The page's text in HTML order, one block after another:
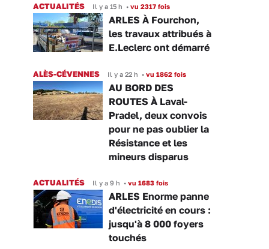
ACTUALITÉS Il y a 15 h • vu 2317 fois
ARLES À Fourchon,
les travaux attribués à
E.Leclerc ont démarré
ALÈS-CÉVENNES Il y a 22 h • vu 1862 fois
AU BORD DES
ROUTES À Laval-
Pradel, deux convois
pour ne pas oublier la
Résistance et les
mineurs disparus
ACTUALITÉS Il y a 9 h • vu 1683 fois
ARLES Enorme panne
d'électricité en cours :
jusqu'à 8 000 foyers
touchés